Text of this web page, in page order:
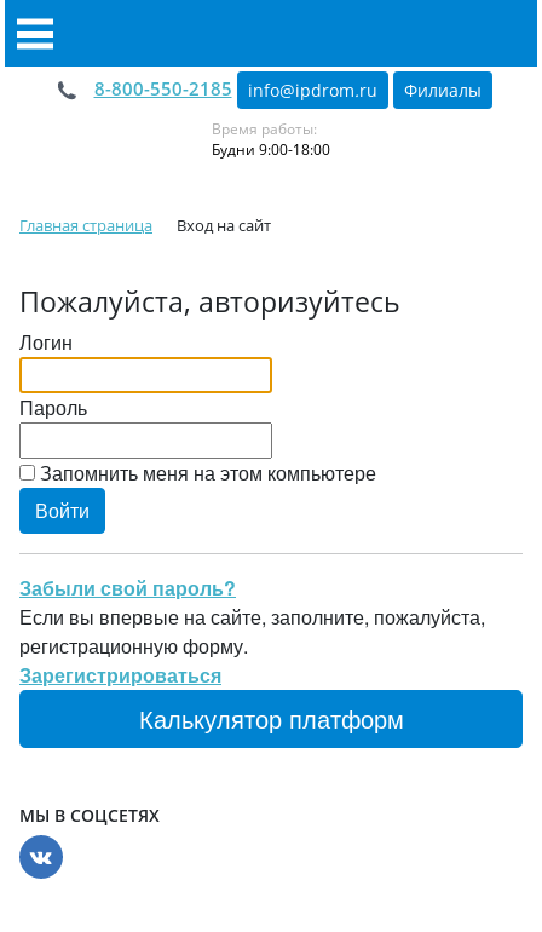
8-800-550-2185 info@ipdrom.ru Филиалы
Время работы:
Будни 9:00-18:00
Главная страница Вход на сайт
Пожалуйста, авторизуйтесь
Логин
Пароль
Запомнить меня на этом компьютере
Забыли свой пароль?
Если вы впервые на сайте, заполните, пожалуйста,
регистрационную форму.
Зарегистрироваться
Калькулятор платформ
МЫ В СОЦСЕТЯХ